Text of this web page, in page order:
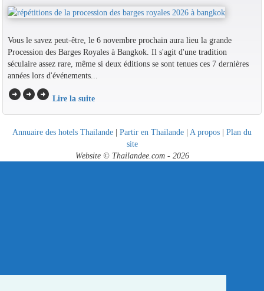
Vous le savez peut-être, le 6 novembre prochain aura lieu la grande
Procession des Barges Royales à Bangkok. Il s'agit d'une tradition
séculaire assez rare, même si deux éditions se sont tenues ces 7 dernières
années lors d'événements...
arrow_circle_rightarrow_circle_rightarrow_circle_right Lire la suite
Annuaire des hotels Thailande | Partir en Thailande | A propos | Plan du
site
Website © Thailandee.com - 2026